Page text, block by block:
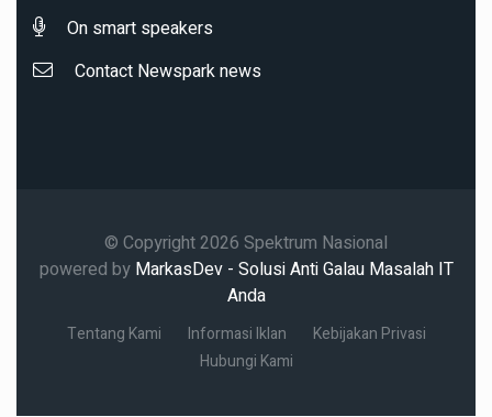
On smart speakers
Contact Newspark news
© Copyright 2026 Spektrum Nasional
powered by MarkasDev - Solusi Anti Galau Masalah IT
Anda
Tentang Kami Informasi Iklan
Kebijakan Privasi
Hubungi Kami